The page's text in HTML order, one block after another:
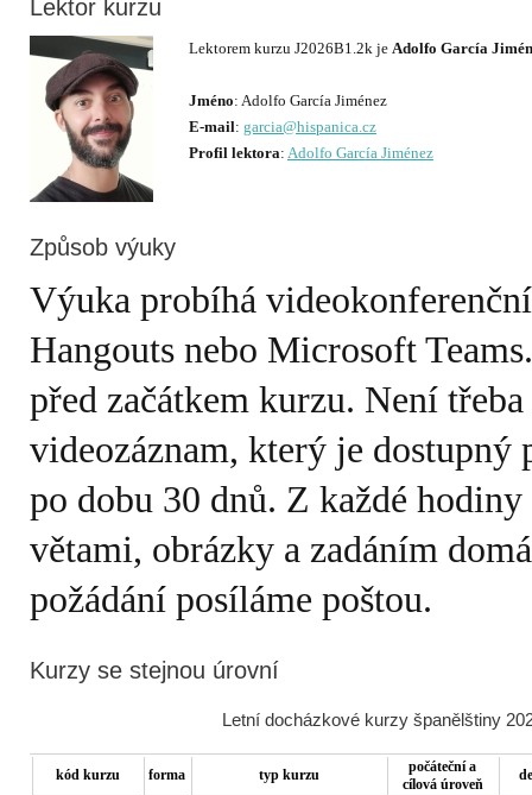
Lektor kurzu
Lektorem kurzu J2026B1.2k je Adolfo García
Jméno
E-mail: garcia@hispanica.cz
Profil lektora: Adolfo García Jiménez
Způsob výuky
Výuka probíhá
Hangouts nebo Microsoft
před začátkem kurzu. Není
videozáznam, který je dostupný
po dobu 30 dnů. Z každé
větami, obrázky a zadáním
požádání posíláme poštou.
Kurzy se stejnou úrovní
Letní docházkové kurzy španělštiny
kód kurzu forma typ kurzu
počáteční a
cílová úroveň